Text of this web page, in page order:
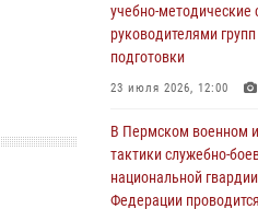
В Пермском военном
выпуск слушателей
квалификации
учебно-методические
руководителями
подготовки
23 июля 2026, 12:00
В Пермском военном
тактики служебно-
национальной
Федерации